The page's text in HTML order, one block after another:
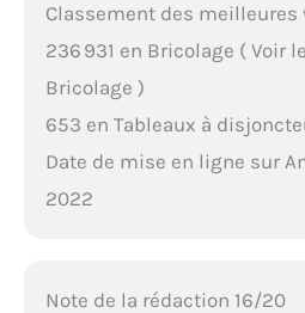
Classement des meilleures
236 931 en Bricolage ( Voir
Bricolage )
653 en Tableaux à
Date de mise en ligne sur
2022
Note de la rédaction 16/20